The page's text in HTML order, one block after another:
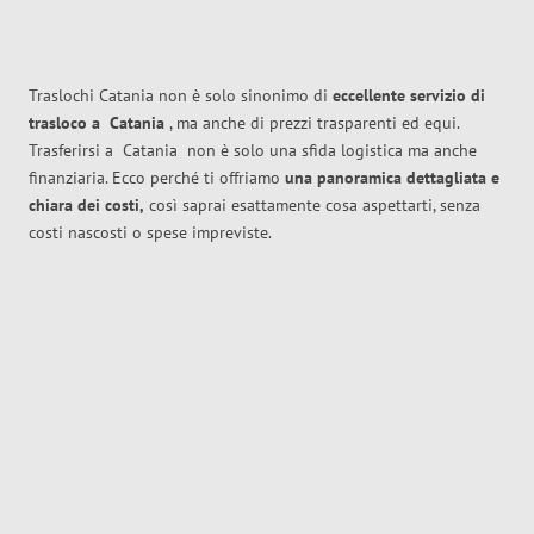
Traslochi Catania non è solo sinonimo di eccellente servizio di
trasloco a Catania , ma anche di prezzi trasparenti ed equi.
Trasferirsi a Catania non è solo una sfida logistica ma anche
finanziaria. Ecco perché ti offriamo una panoramica dettagliata e
chiara dei costi, così saprai esattamente cosa aspettarti, senza
costi nascosti o spese impreviste.